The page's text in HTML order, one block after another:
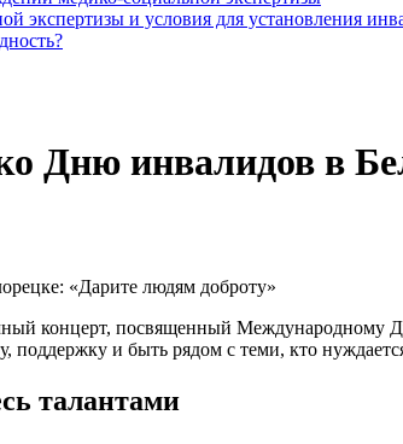
экспертизы и условия для установления
Дню инвалидов в
концерт, посвященный
поддержку и быть рядом с теми, кто
талантами